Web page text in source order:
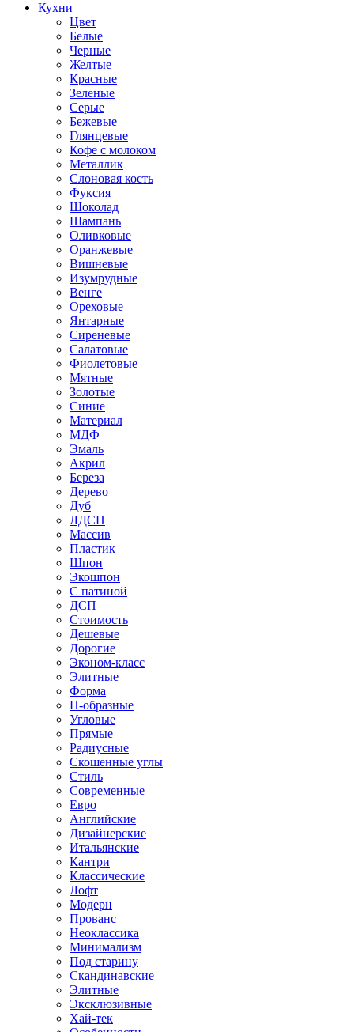
Кухни
Цвет
Белые
Черные
Желтые
Красные
Зеленые
Серые
Бежевые
Глянцевые
Кофе с молоком
Металлик
Слоновая кость
Фуксия
Шоколад
Шампань
Оливковые
Оранжевые
Вишневые
Изумрудные
Венге
Ореховые
Янтарные
Сиреневые
Салатовые
Фиолетовые
Мятные
Золотые
Синие
Материал
МДФ
Эмаль
Акрил
Береза
Дерево
Дуб
ЛДСП
Массив
Пластик
Шпон
Экошпон
С патиной
ДСП
Стоимость
Дешевые
Дорогие
Эконом-класс
Элитные
Форма
П-образные
Угловые
Прямые
Радиусные
Скошенные углы
Стиль
Современные
Евро
Английские
Дизайнерские
Итальянские
Кантри
Классические
Лофт
Модерн
Прованс
Неоклассика
Минимализм
Под старину
Скандинавские
Элитные
Эксклюзивные
Хай-тек